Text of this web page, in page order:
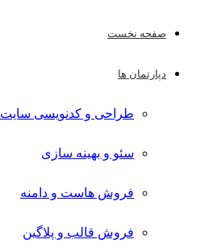
صفحه نخست
دپارتمان ها
طراحی و کدنویسی سایت
سئو و بهینه سازی
فروش هاست و دامنه
فروش قالب و پلاگین